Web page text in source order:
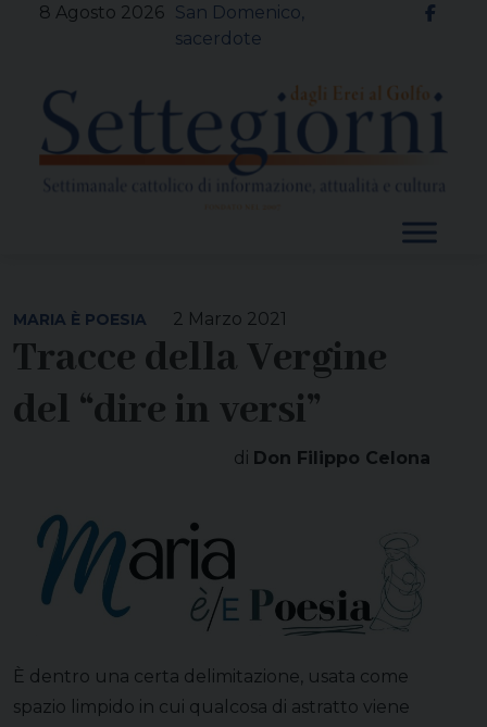
8 Agosto 2026 San Domenico,
sacerdote
2 Marzo 2021
MARIA È POESIA
Tracce della Vergine
del “dire in versi”
di Don Filippo Celona
È dentro una certa delimitazione, usata come
spazio limpido in cui qualcosa di astratto viene